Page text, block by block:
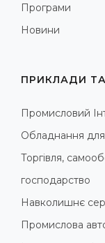
Програми
Новини
ПРИКЛАДИ
Промисловий
Обладнання для
Торгівля,
господарство
Навколишнє
Промислова